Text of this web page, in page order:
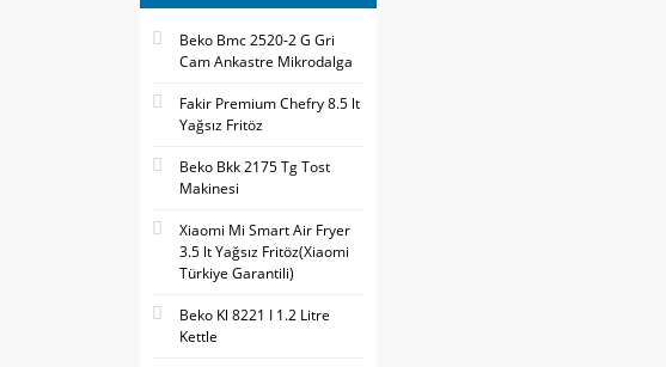
Beko Bmc 2520-2 G Gri
Cam Ankastre Mikrodalga
Fakir Premium Chefry 8.5 lt
Yağsız Fritöz
Beko Bkk 2175 Tg Tost
Makinesi
Xiaomi Mi Smart Air Fryer
3.5 lt Yağsız Fritöz(Xiaomi
Türkiye Garantili)
Beko Kl 8221 I 1.2 Litre
Kettle